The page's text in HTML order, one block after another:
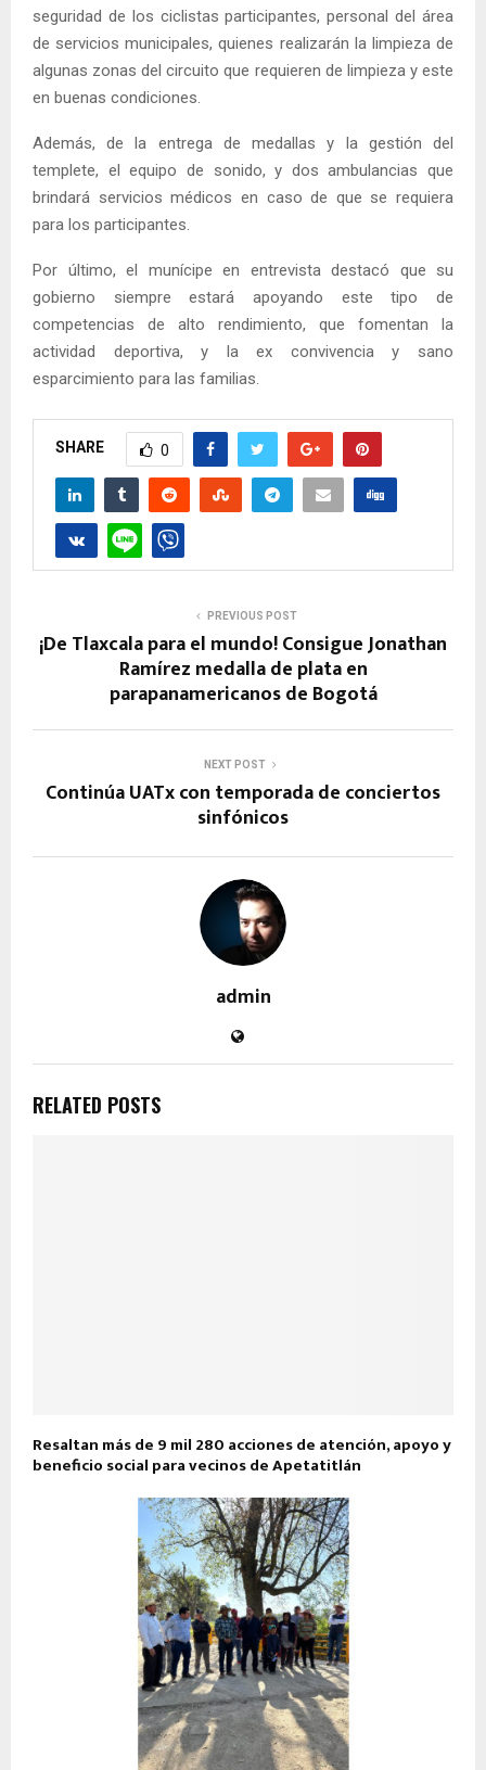
seguridad de los ciclistas participantes, personal del área
de servicios municipales, quienes realizarán la limpieza de
algunas zonas del circuito que requieren de limpieza y este
en buenas condiciones.
Además, de la entrega de medallas y la gestión del
templete, el equipo de sonido, y dos ambulancias que
brindará servicios médicos en caso de que se requiera
para los participantes.
Por último, el munícipe en entrevista destacó que su
gobierno siempre estará apoyando este tipo de
competencias de alto rendimiento, que fomentan la
actividad deportiva, y la ex convivencia y sano
esparcimiento para las familias.
SHARE 0
PREVIOUS POST
¡De Tlaxcala para el mundo! Consigue Jonathan
Ramírez medalla de plata en
parapanamericanos de Bogotá
NEXT POST
Continúa UATx con temporada de conciertos
sinfónicos
admin
RELATED POSTS
Resaltan más de 9 mil 280 acciones de atención, apoyo y
beneficio social para vecinos de Apetatitlán